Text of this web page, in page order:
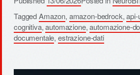
TaggedAmazon, amazon-bedrock,api-
cognitiva,automazione,automazione-
documentale,estrazione-dati